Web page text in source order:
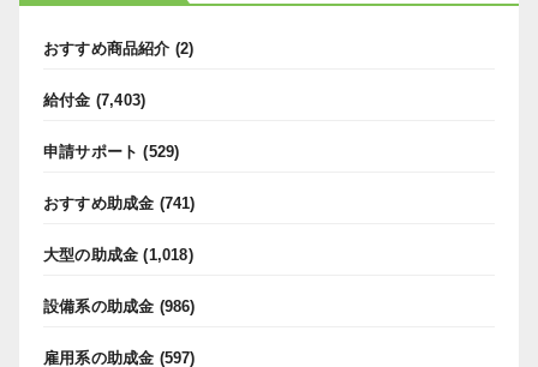
おすすめ商品紹介 (2)
給付金 (7,403)
申請サポート (529)
おすすめ助成金 (741)
大型の助成金 (1,018)
設備系の助成金 (986)
雇用系の助成金 (597)